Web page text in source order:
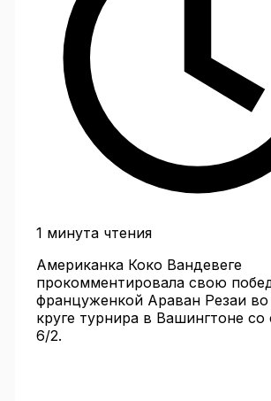
1 минута чтения
Американка Коко Вандевеге
прокомментировала свою
француженкой Араван Резаи
круге турнира в Вашингтоне со
6/2.